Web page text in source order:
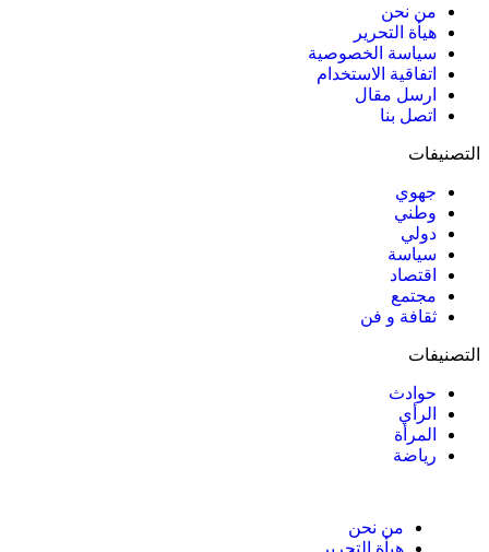
من نحن
هيأة التحرير
سياسة الخصوصية
اتفاقية الاستخدام
ارسل مقال
اتصل بنا
التصنيفات
جهوي
وطني
دولي
سياسة
اقتصاد
مجتمع
ثقافة و فن
التصنيفات
حوادث
الرأي
المرأة
رياضة
من نحن
هيأة التحرير